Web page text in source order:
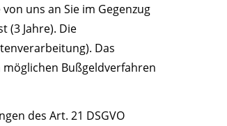
uns an Sie im Gegenzug
(3 Jahre). Die
Das
Bußgeldverfahren
des Art. 21 DSGVO